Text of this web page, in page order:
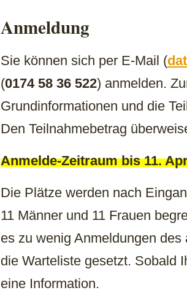
Anmeldung
Sie können sich per E-Mail (
(0174 58 36 522) anmelden.
Grundinformationen und die
Den Teilnahmebetrag
Anmelde-Zeitraum bis 11.
Die Plätze werden nach
11 Männer und 11 Frauen
es zu wenig Anmeldungen
die Warteliste gesetzt. Sobald
eine Information.